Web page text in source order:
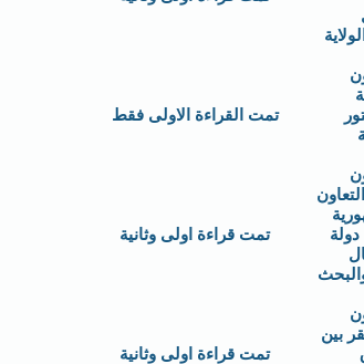
تمت القراءة الاولى فقط
تمت قراءة اولى وثانية
بين
تمت قراءة اولى وثانية